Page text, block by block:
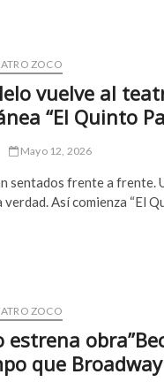
ZOCO
vuelve al
“El Quinto
Mayo 12, 2026
sentados frente a frente.
Así comienza “El
ZOCO
estrena
que Broadway